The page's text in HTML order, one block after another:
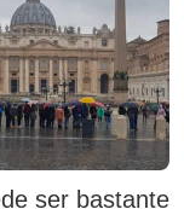
ser bastante